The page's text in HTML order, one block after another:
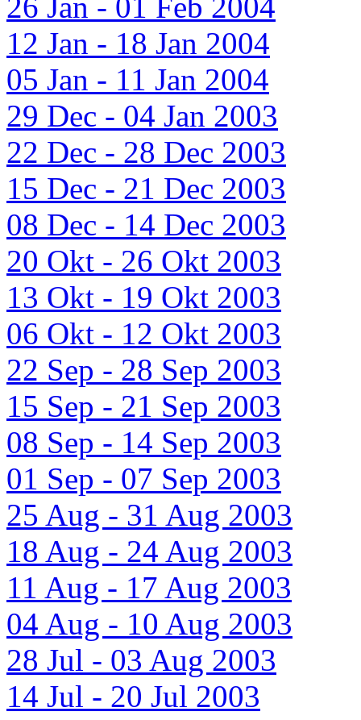
12 Jan - 18 Jan 2004
05 Jan - 11 Jan 2004
29 Dec - 04 Jan 2003
22 Dec - 28 Dec 2003
15 Dec - 21 Dec 2003
08 Dec - 14 Dec 2003
20 Okt - 26 Okt 2003
13 Okt - 19 Okt 2003
06 Okt - 12 Okt 2003
22 Sep - 28 Sep 2003
15 Sep - 21 Sep 2003
08 Sep - 14 Sep 2003
01 Sep - 07 Sep 2003
25 Aug - 31 Aug 2003
18 Aug - 24 Aug 2003
11 Aug - 17 Aug 2003
04 Aug - 10 Aug 2003
28 Jul - 03 Aug 2003
14 Jul - 20 Jul 2003